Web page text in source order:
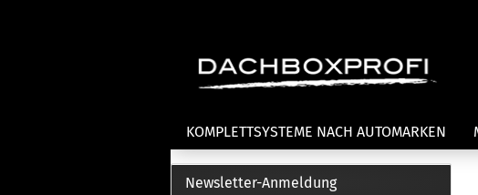
KOMPLETTSYSTEME NACH AUTOMARKEN
Newsletter-Anmeldung